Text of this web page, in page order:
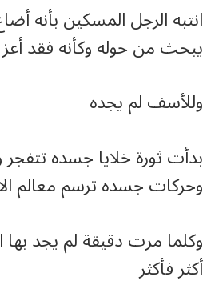
انتبه الرجل المسكين بأنه
يبحث من حوله وكأنه فقد
وللأسف لم يجده
بدأت ثورة خلايا جسده
وحركات جسده ترسم معالم
وكلما مرت دقيقة لم يجد بها
أكثر فأكثر